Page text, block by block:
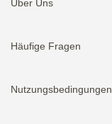
Über Uns
Häufige Fragen
Nutzungsbedingungen